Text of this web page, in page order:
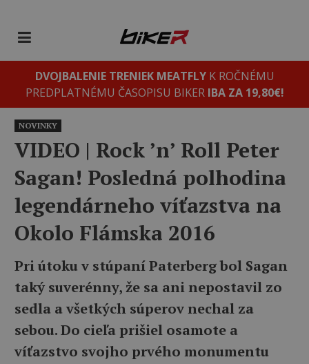
DVOJBALENIE TRENIEK MEATFLYK ROČNÉMU
PREDPLATNÉMU ČASOPISU BIKER IBA ZA 19,80€!
NOVINKY
VIDEO ‎| Rock ’n’ Roll Peter
Sagan! Posledná polhodina
legendárneho víťazstva na
Okolo Flámska 2016
Pri útoku v stúpaní Paterberg bol Sagan
taký suverénny, že sa ani nepostavil zo
sedla a všetkých súperov nechal za
sebou. Do cieľa prišiel osamote a
víťazstvo svojho prvého monumentu